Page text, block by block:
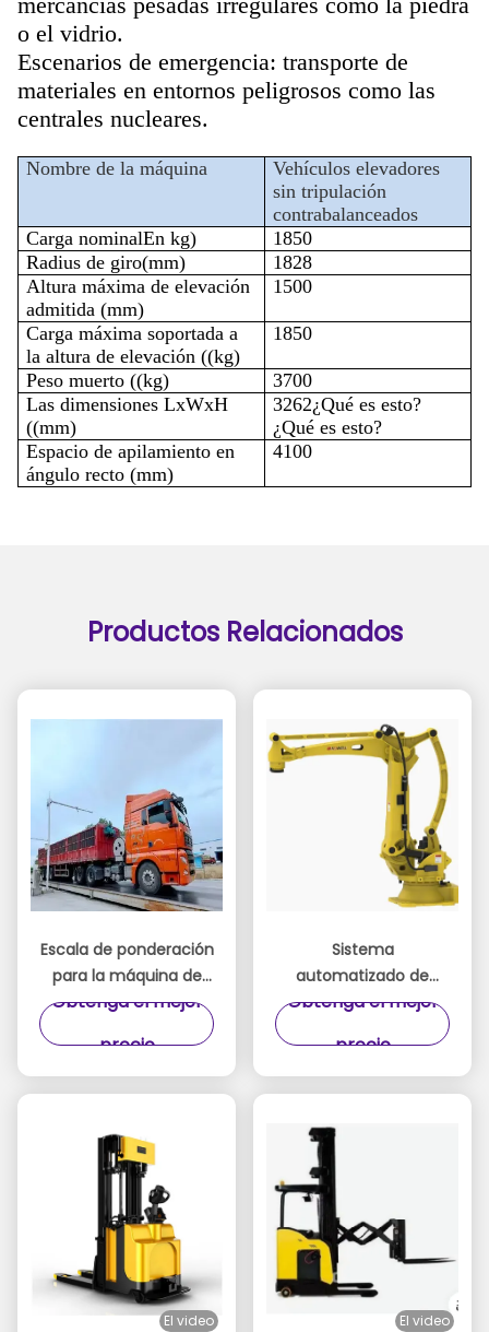
o el vidrio.
Escenarios de emergencia: transporte de
materiales en entornos peligrosos como las
centrales nucleares.
Nombre de la máquina
Vehículos elevadores
sin tripulación
contrabalanceados
Carga nominalEn kg)
1850
Radius de giro(mm)
1828
Altura máxima de elevación
admitida (mm)
1500
Carga máxima soportada a
la altura de elevación ((kg)
1850
Peso muerto ((kg)
3700
Las dimensiones LxWxH
((mm)
3262¿Qué es esto?
¿Qué es esto?
Espacio de apilamiento en
ángulo recto (mm)
4100
Productos Relacionados
Escala de ponderación
para la máquina de
embalaje
Obtenga el mejor
precio
Sistema
automatizado de
desbarbado y pulido
automático para
y pulido consistentes
Obtenga el mejor
precio
El video El video